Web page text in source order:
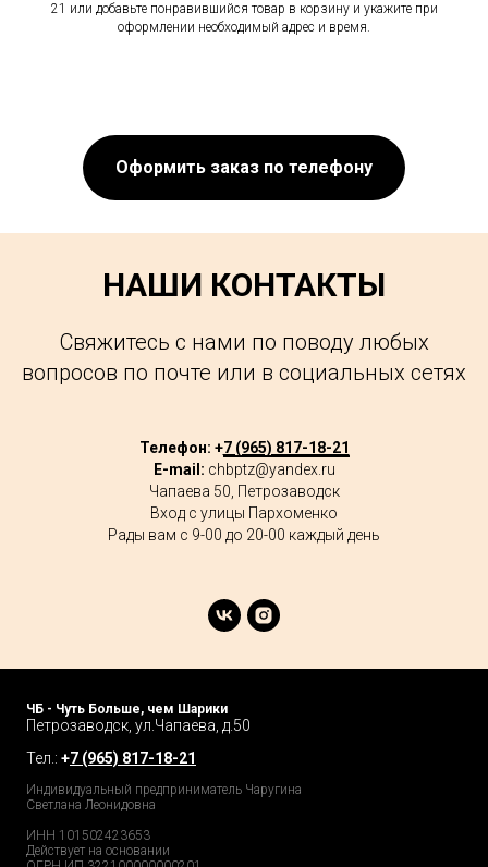
21 или добавьте понравившийся товар в корзину и укажите при
оформлении необходимый адрес и время.
Оформить заказ по телефону
НАШИ КОНТАКТЫ
Свяжитесь с нами по поводу любых
вопросов по почте или в социальных сетях
Телефон: +7 (965) 817-18-21
E-mail: chbptz@yandex.ru
Чапаева 50, Петрозаводск
Вход с улицы Пархоменко
Рады вам с 9-00 до 20-00 каждый день
ЧБ - Чуть Больше, чем Шарики
Петрозаводск, ул.Чапаева, д.50
Тел.: +7 (965) 817-18-21
Индивидуальный предприниматель Чаругина
Светлана Леонидовна
ИНН 101502423653
Действует на основании